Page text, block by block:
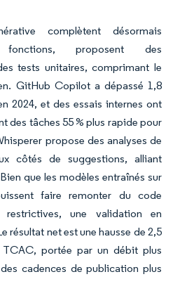
complètent désormais
fonctions, proposent des
tests unitaires, comprimant le
GitHub Copilot a dépassé 1,8
2024, et des essais internes ont
des tâches 55 % plus rapide pour
propose des analyses de
côtés de suggestions, alliant
que les modèles entraînés sur
faire remonter du code
une validation en
résultat net est une hausse de 2,5
portée par un débit plus
cadences de publication plus